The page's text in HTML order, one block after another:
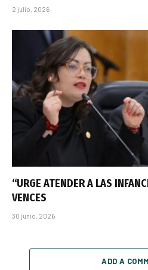
2 julio, 2026
“URGE ATENDER A LAS
VENCES
30 junio, 2026
ADD A